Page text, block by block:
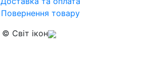
Повернення товару
© Світ ікон